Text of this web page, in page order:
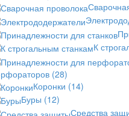
К
(28)
Коронки (14)
Буры (12)
Средства